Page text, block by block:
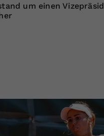
um einen